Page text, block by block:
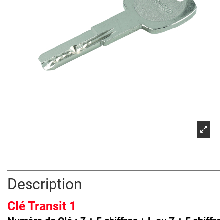
Description
Clé Transit 1